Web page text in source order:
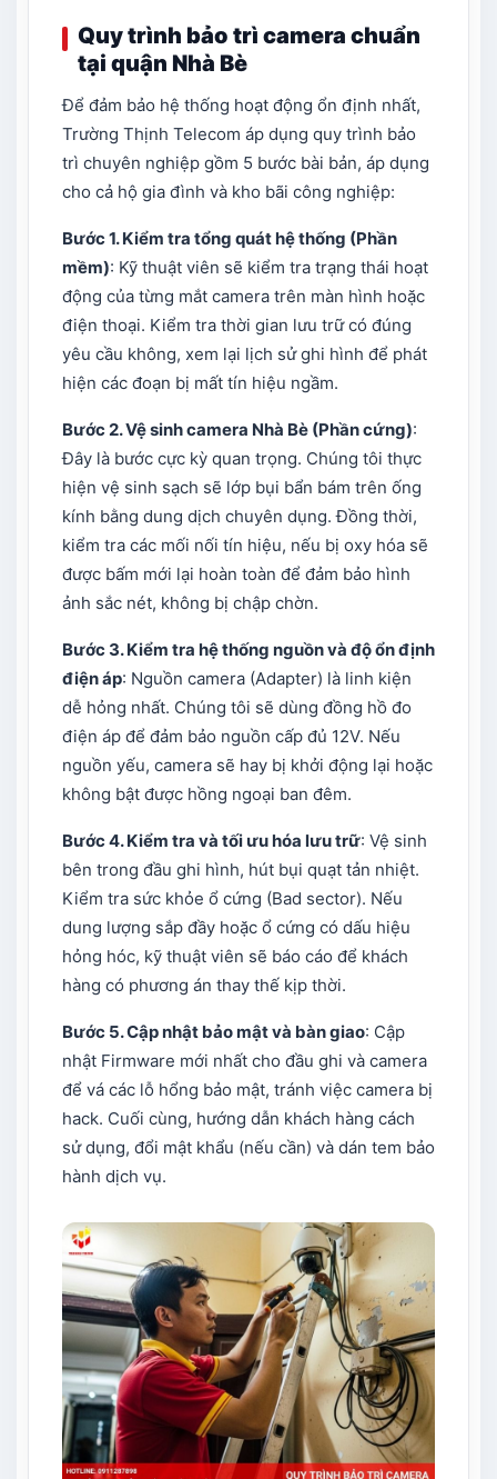
Quy trình bảo trì camera chuẩn
tại quận Nhà Bè
Để đảm bảo hệ thống hoạt động ổn định nhất,
Trường Thịnh Telecom áp dụng quy trình bảo
trì chuyên nghiệp gồm 5 bước bài bản, áp dụng
cho cả hộ gia đình và kho bãi công nghiệp:
Bước 1. Kiểm tra tổng quát hệ thống (Phần
mềm): Kỹ thuật viên sẽ kiểm tra trạng thái hoạt
động của từng mắt camera trên màn hình hoặc
điện thoại. Kiểm tra thời gian lưu trữ có đúng
yêu cầu không, xem lại lịch sử ghi hình để phát
hiện các đoạn bị mất tín hiệu ngầm.
Bước 2. Vệ sinh camera Nhà Bè (Phần cứng):
Đây là bước cực kỳ quan trọng. Chúng tôi thực
hiện vệ sinh sạch sẽ lớp bụi bẩn bám trên ống
kính bằng dung dịch chuyên dụng. Đồng thời,
kiểm tra các mối nối tín hiệu, nếu bị oxy hóa sẽ
được bấm mới lại hoàn toàn để đảm bảo hình
ảnh sắc nét, không bị chập chờn.
Bước 3. Kiểm tra hệ thống nguồn và độ ổn định
điện áp: Nguồn camera (Adapter) là linh kiện
dễ hỏng nhất. Chúng tôi sẽ dùng đồng hồ đo
điện áp để đảm bảo nguồn cấp đủ 12V. Nếu
nguồn yếu, camera sẽ hay bị khởi động lại hoặc
không bật được hồng ngoại ban đêm.
Bước 4. Kiểm tra và tối ưu hóa lưu trữ: Vệ sinh
bên trong đầu ghi hình, hút bụi quạt tản nhiệt.
Kiểm tra sức khỏe ổ cứng (Bad sector). Nếu
dung lượng sắp đầy hoặc ổ cứng có dấu hiệu
hỏng hóc, kỹ thuật viên sẽ báo cáo để khách
hàng có phương án thay thế kịp thời.
Bước 5. Cập nhật bảo mật và bàn giao: Cập
nhật Firmware mới nhất cho đầu ghi và camera
để vá các lỗ hổng bảo mật, tránh việc camera bị
hack. Cuối cùng, hướng dẫn khách hàng cách
sử dụng, đổi mật khẩu (nếu cần) và dán tem bảo
hành dịch vụ.